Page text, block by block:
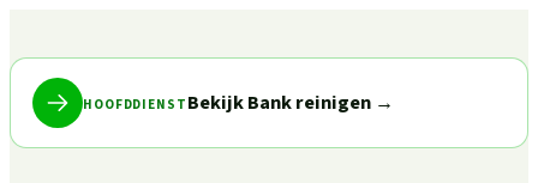
HOOFDDIENST Bekijk Bank reinigen→